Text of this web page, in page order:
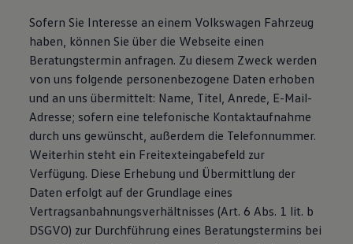
Sofern Sie Interesse an einem Volkswagen Fahrzeug
haben, können Sie über die Webseite einen
Beratungstermin anfragen. Zu diesem Zweck werden
von uns folgende personenbezogene Daten erhoben
und an uns übermittelt: Name, Titel, Anrede, E-Mail-
Adresse; sofern eine telefonische Kontaktaufnahme
durch uns gewünscht, außerdem die Telefonnummer.
Weiterhin steht ein Freitexteingabefeld zur
Verfügung. Diese Erhebung und Übermittlung der
Daten erfolgt auf der Grundlage eines
Vertragsanbahnungsverhältnisses (Art. 6 Abs. 1 lit. b
DSGVO) zur Durchführung eines Beratungstermins bei